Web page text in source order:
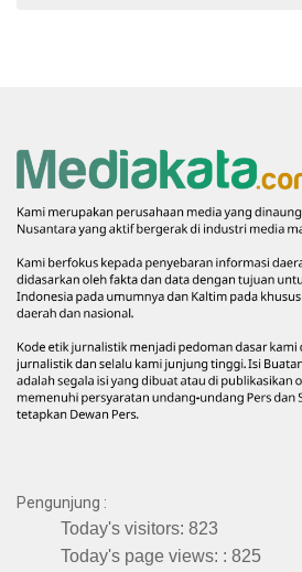
Pengunjung :
Today's visitors: 823
Today's page views: : 825